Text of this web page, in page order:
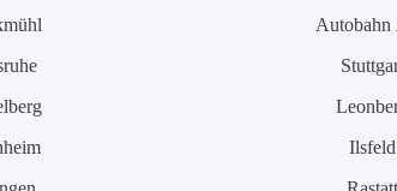
Autobahn
Ilsfeld